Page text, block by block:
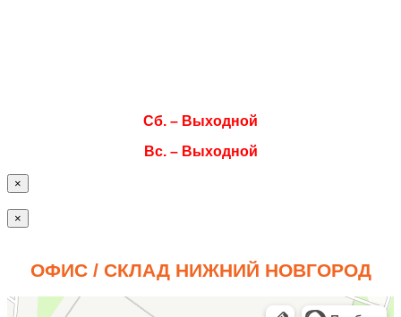
Сб. – Выходной
Вс. – Выходной
×
×
ОФИС / СКЛАД НИЖНИЙ НОВГОРОД